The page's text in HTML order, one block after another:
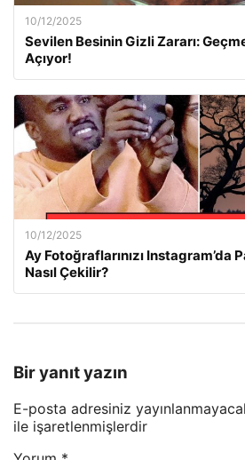
10/12/2025
Sevilen Besinin Gizli Zararı:
Açıyor!
10/12/2025
Ay Fotoğraflarınızı Instagram’da
Nasıl Çekilir?
Bir yanıt yazın
E-posta adresiniz
ile işaretlenmişlerdir